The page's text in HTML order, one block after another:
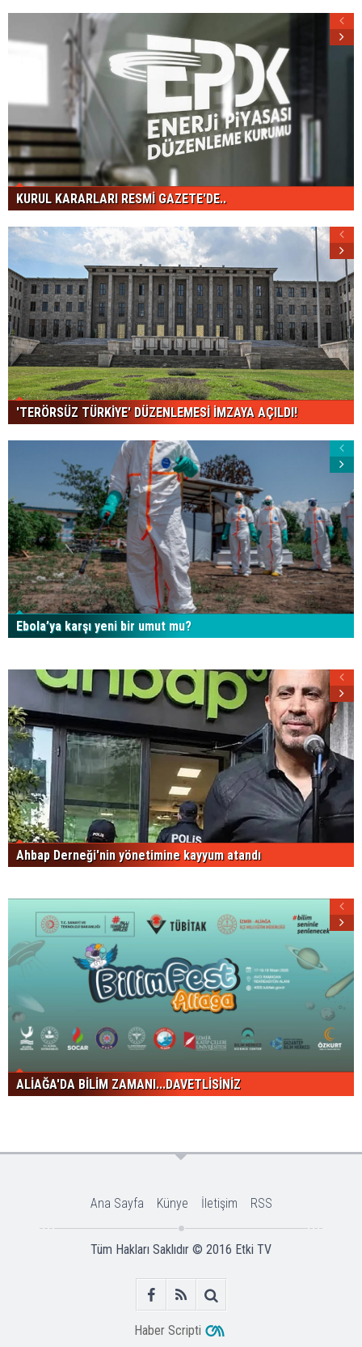
KURUL KARARLARI RESMİ GAZETE'DE..
'TERÖRSÜZ TÜRKİYE' DÜZENLEMESİ İMZAYA AÇILDI!
Ebola’ya karşı yeni bir umut mu?
Ahbap Derneği'nin yönetimine kayyum atandı
ALİAĞA'DA BİLİM ZAMANI...DAVETLİSİNİZ
Ana Sayfa Künye İletişim RSS
Tüm Hakları Saklıdır © 2016 Etki TV
Haber Scripti